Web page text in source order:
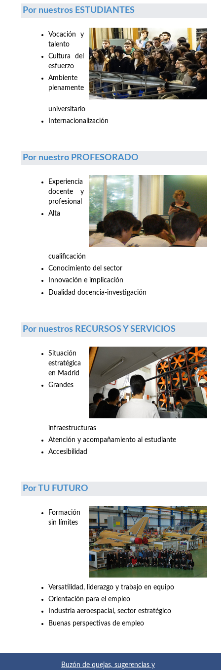
Por nuestros ESTUDIANTES
Vocación y
talento
Cultura del
esfuerzo
Ambiente
plenamente
universitario
Internacionalización
Por nuestro PROFESORADO
Experiencia
docente y
profesional
Alta
cualificación
Conocimiento del sector
Innovación e implicación
Dualidad docencia-investigación
Por nuestros RECURSOS Y SERVICIOS
Situación
estratégica
en Madrid
Grandes
infraestructuras
Atención y acompañamiento al estudiante
Accesibilidad
Por TU FUTURO
Formación
sin límites
Versatilidad, liderazgo y trabajo en equipo
Orientación para el empleo
Industria aeroespacial, sector estratégico
Buenas perspectivas de empleo
Buzón de quejas, sugerencias y